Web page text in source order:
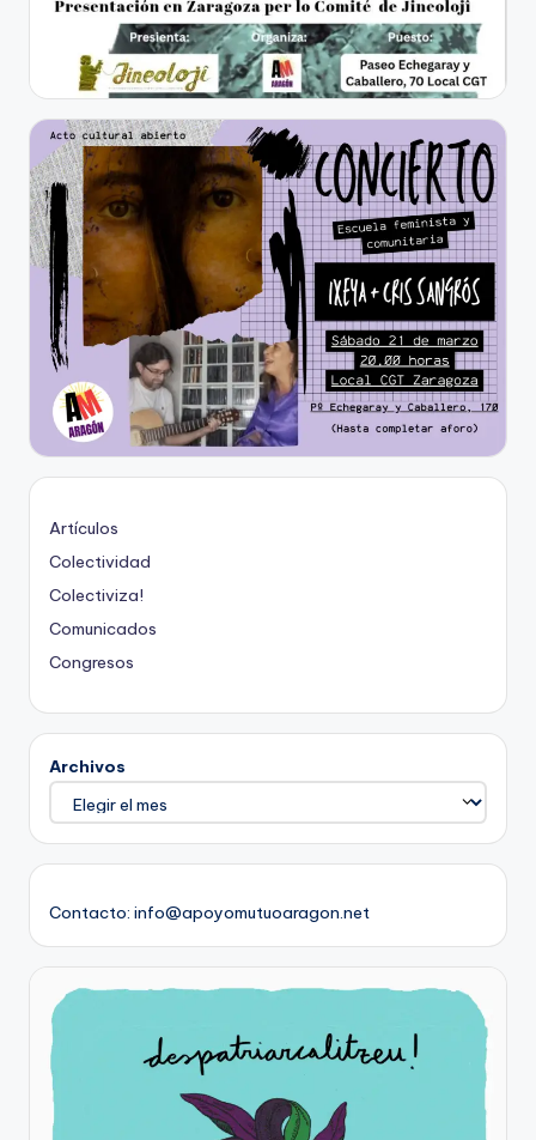
Artículos
Colectividad
Colectiviza!
Comunicados
Congresos
Archivos
Contacto: info@apoyomutuoaragon.net